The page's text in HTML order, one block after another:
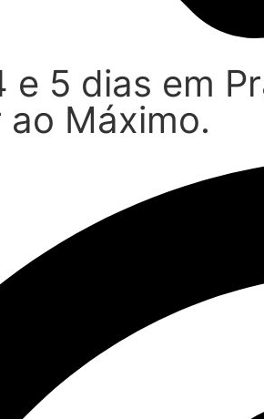
5 dias em
Máximo.